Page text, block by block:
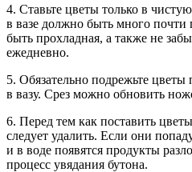
4. Ставьте цветы только в
в вазе должно быть много
быть прохладная, а также не
ежедневно.
5. Обязательно подрежьте цветы
в вазу. Срез можно обновить
6. Перед тем как поставить
следует удалить. Если они
и в воде появятся продукты
процесс увядания бутона.